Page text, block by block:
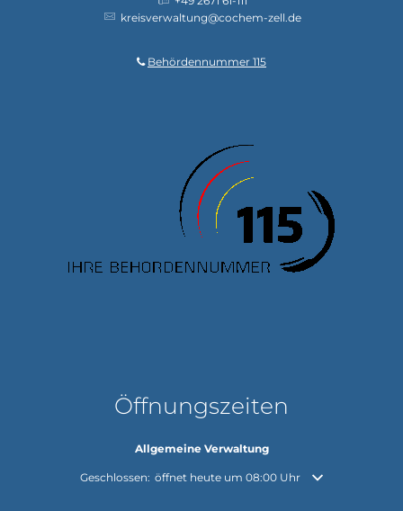
kreisverwaltung@cochem-zell.de
Behördennummer 115
Öffnungszeiten
Allgemeine Verwaltung
Klicken, um weitere Öffnungs- oder Schließzeiten
Geschlossen: öffnet heute um 08:00 Uhr